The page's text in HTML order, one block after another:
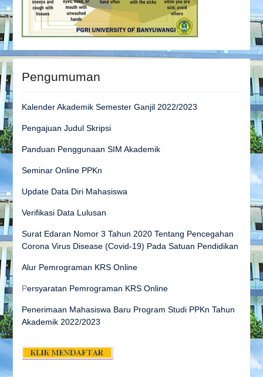
Pengumuman
Kalender Akademik Semester Ganjil 2022/2023
Pengajuan Judul Skripsi
Panduan Penggunaan SIM Akademik
Seminar Online PPKn
Update Data Diri Mahasiswa
Verifikasi Data Lulusan
Surat Edaran Nomor 3 Tahun 2020 Tentang Pencegahan
Corona Virus Disease (Covid-19) Pada Satuan Pendidikan
Alur Pemrograman KRS Online
Persyaratan Pemrograman KRS Online
Penerimaan Mahasiswa Baru Program Studi PPKn Tahun
Akademik 2022/2023